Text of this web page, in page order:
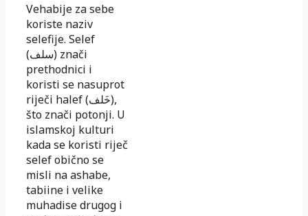
Vehabije za sebe
koriste naziv
selefije. Selef
(سلف) znači
prethodnici i
koristi se nasuprot
riječi halef (خَلف),
što znači potonji. U
islamskoj kulturi
kada se koristi riječ
selef obično se
misli na ashabe,
tabiine i velike
muhadise drugog i